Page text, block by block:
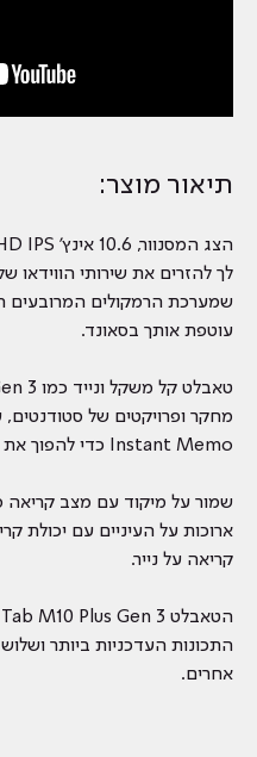
תיאור מוצר:
עוטפת אותך בסאונד.
Instant Memo כדי להפוך את הקלט על המסך לפשוט.
שמור על מיקוד עם מצב
ארוכות על העיניים עם יכולת
קריאה על נייר.
התכונות העדכניות ביותר
אחרים.